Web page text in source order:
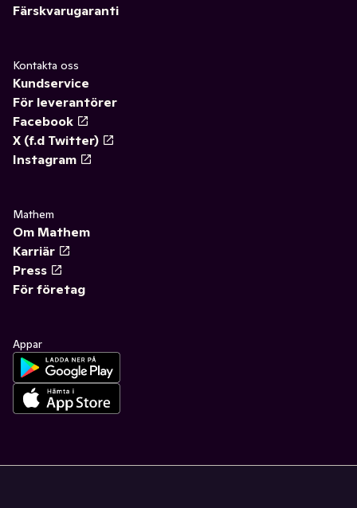
Färskvarugaranti
Kontakta oss
Kundservice
För leverantörer
Facebook
X (f.d Twitter)
Instagram
Mathem
Om Mathem
Karriär
Press
För företag
Appar